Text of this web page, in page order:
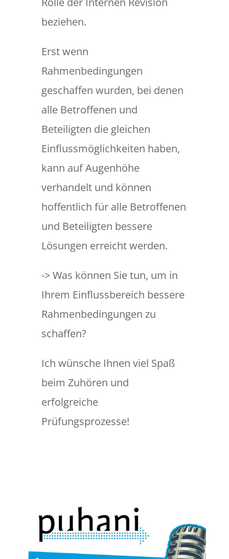
beziehen.
Erst wenn
Rahmenbedingungen
geschaffen wurden, bei denen
alle Betroffenen und
Beteiligten die gleichen
Einflussmöglichkeiten haben,
kann auf Augenhöhe
verhandelt und können
hoffentlich für alle Betroffenen
und Beteiligten bessere
Lösungen erreicht werden.
-> Was können Sie tun, um in
Ihrem Einflussbereich bessere
Rahmenbedingungen zu
schaffen?
Ich wünsche Ihnen viel Spaß
beim Zuhören und
erfolgreiche
Prüfungsprozesse!